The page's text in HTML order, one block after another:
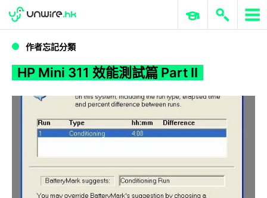
HP Mini 311 效能測試篇 Part II
WWDC 2026 ERP 與商業 AI
作者忘記分類
HP Mini 311 效能測試篇 Part II